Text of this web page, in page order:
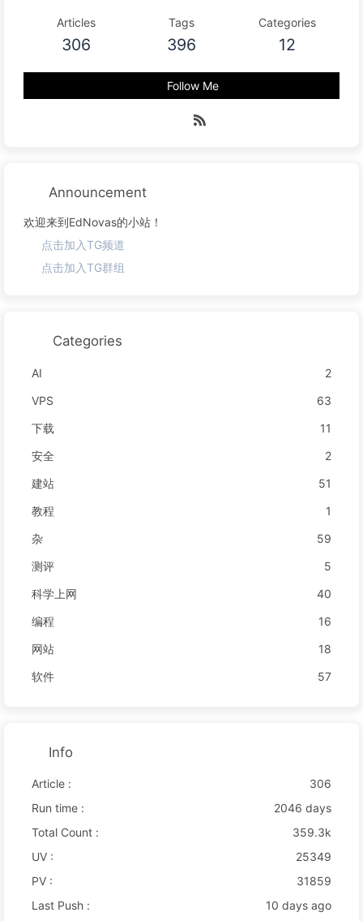
Articles
306
Tags
396
Categories
12
Follow Me
Announcement
欢迎来到EdNovas的小站！
点击加入TG频道
点击加入TG群组
Categories
AI
2
VPS
63
下载
11
安全
2
建站
51
教程
1
杂
59
测评
5
科学上网
40
编程
16
网站
18
软件
57
Info
Article :
306
Run time :
2046 days
Total Count :
359.3k
UV :
25349
PV :
31859
Last Push :
10 days ago